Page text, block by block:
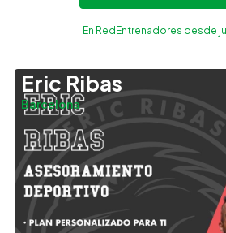
En RedEntrenadores desde
Eric Ribas
Barcelona